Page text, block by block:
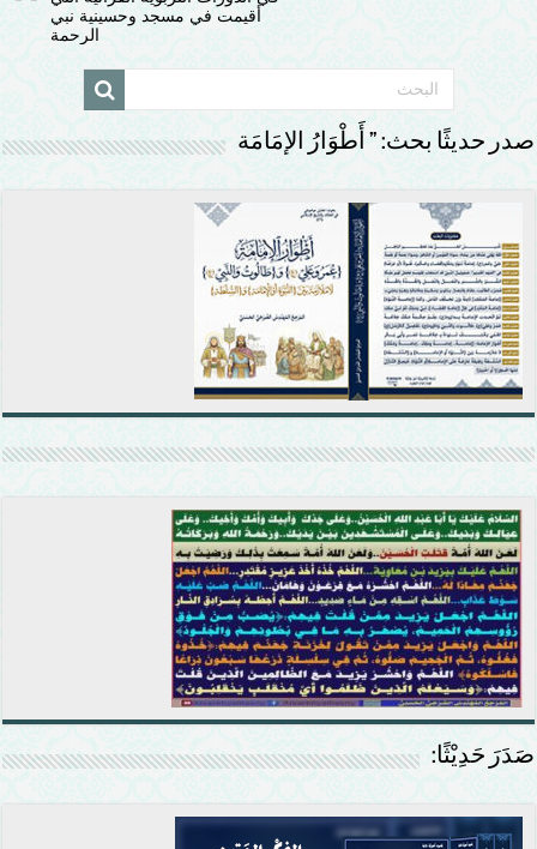
أقيمت في مسجد وحسينية نبي
الرحمة
صدر حديثًا بحث: ” أَطْوَارُ الإمَامَة
صَدَرَ حَدِيْثًا: